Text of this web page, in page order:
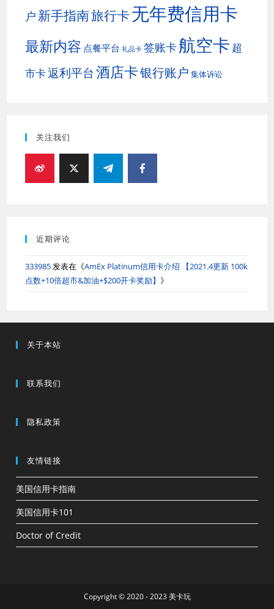
户 新手指南旅行卡无年费信用卡
最新内容 点餐平台 礼品卡 签账卡航空卡 超
市卡返利平台 酒店卡银行账户 集体诉讼
关注我们
近期评论
333985发表在《AmEx Platinum信用卡介绍 【2021.4更新 100k
点数+10倍超市&加油+$200开卡奖励】 》
关于本站
联系我们
隐私政策
友情链接
美国信用卡指南
美国信用卡101
Doctor of Credit
Copyright © 2020 - 2023 美卡玩